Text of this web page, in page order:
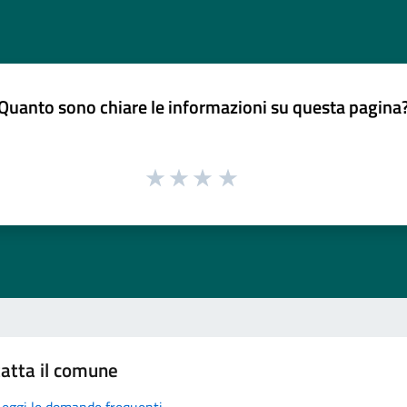
sono chiare le informazioni su questa
il comune